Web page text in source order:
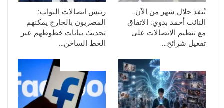
تُنفذ خلال شهر من الآن..
النائب أحمد بدوي: الاتفاق
مع تنظيم الاتصالات على
تفعيل شرائح…
رئيس اتصالات النواب:
المصريون بالخارج يمكنهم
تحديث بيانات خطوطهم عبر
الخط الساخن…